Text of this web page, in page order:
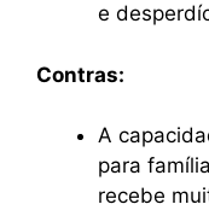
e
Contras:
A
para
recebe